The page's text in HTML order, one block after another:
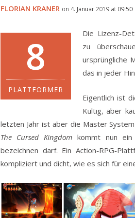
FLORIAN KRANER on 4. Januar 2019 at 09:50
8
PLATTFORMER
Die Lizenz-
zu
ursprüngliche
das in jeder
Eigentlich ist
Kultig, aber
letzten Jahr ist aber die Master
The Cursed Kingdom kommt nun ein
bezeichnen darf. Ein Action-RPG-
kompliziert und dicht, wie es sich für